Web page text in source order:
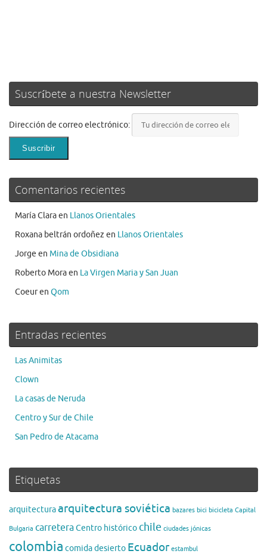
Suscríbete a nuestra Newsletter
Dirección de correo electrónico:
Comentarios recientes
María Claraen Llanos Orientales
Roxana beltrán ordoñez en Llanos Orientales
Jorge en Mina de Obsidiana
Roberto Moraen La Virgen Maria y San Juan
Coeuren Qom
Entradas recientes
Las Animitas
Clown
La casas de Neruda
Centro y Sur de Chile
San Pedro de Atacama
Etiquetas
arquitecturaarquitectura soviética bazares bici bicicleta Capital
Bulgaria carreteraCentro histórico chile ciudades jónicas
colombia comidadesierto Ecuador estambul